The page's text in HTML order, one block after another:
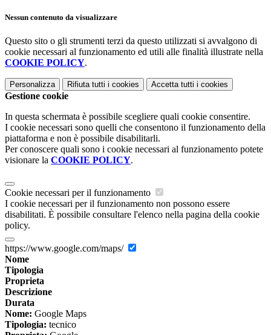
Nessun contenuto da visualizzare
Questo sito o gli strumenti terzi da questo utilizzati si avvalgono di
cookie necessari al funzionamento ed utili alle finalità illustrate nella
COOKIE POLICY.
Personalizza Rifiuta tutti i cookies Accetta tutti i cookies
Gestione cookie
In questa schermata è possibile scegliere quali cookie consentire.
I cookie necessari sono quelli che consentono il funzionamento della
piattaforma e non è possibile disabilitarli.
Per conoscere quali sono i cookie necessari al funzionamento potete
visionare la COOKIE POLICY.
Cookie necessari per il funzionamento
I cookie necessari per il funzionamento non possono essere
disabilitati. È possibile consultare l'elenco nella pagina della cookie
policy.
https://www.google.com/maps/
Nome
Tipologia
Proprieta
Descrizione
Durata
Nome: Google Maps
Tipologia: tecnico